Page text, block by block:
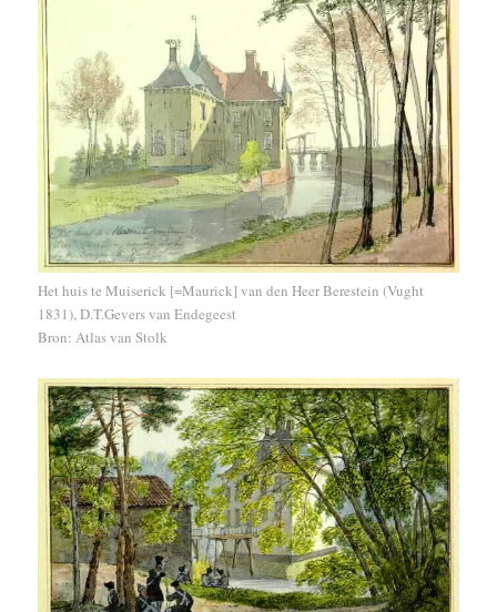
Het huis te Muiserick [=Maurick] van den Heer Berestein (Vught
1831), D.T.Gevers van Endegeest
Bron: Atlas van Stolk